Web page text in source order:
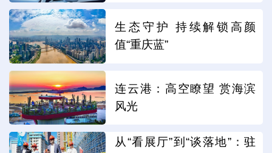
生态守护 持续解锁高颜
值“重庆蓝”
连云港：高空瞭望 赏海滨
风光
从“看展厅”到“谈落地”：驻